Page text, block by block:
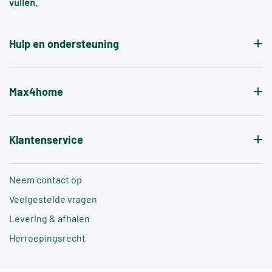
aanvullende normen, zoals +A of +B, die specifiek
Hulp en ondersteuning
Max4home
Klantenservice
Neem contact op
Veelgestelde vragen
Levering & afhalen
Herroepingsrecht